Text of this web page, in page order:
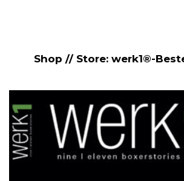
Shop // Store: werk1®-